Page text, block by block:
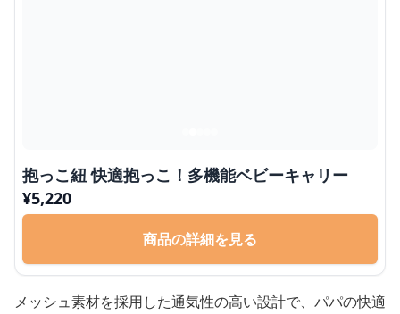
抱っこ紐 快適抱っこ！多機能ベビーキャリー
¥5,220
商品の詳細を見る
メッシュ素材を採用した通気性の高い設計で、パパの快適